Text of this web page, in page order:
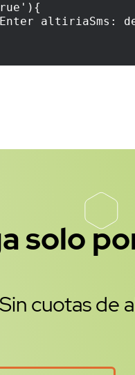
con los
objeto HTTP
$json-
solo
Sin cuotas de